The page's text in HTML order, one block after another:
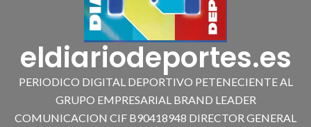
eldiariodeportes.es
PERIODICO DIGITAL DEPORTIVO PETENECIENTE AL
GRUPO EMPRESARIAL BRAND LEADER
COMUNICACION CIF B90418948 DIRECTOR GENERAL